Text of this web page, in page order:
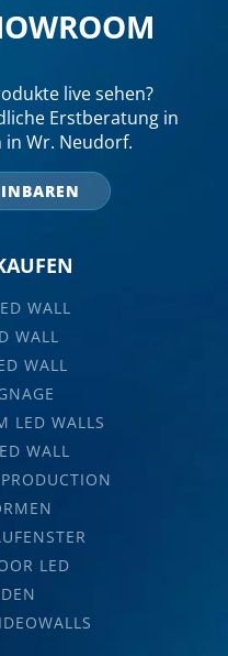
live sehen?
Erstberatung in
Wr. Neudorf.
WALL
WALL
WALL
LED WALLS
WALL
LED